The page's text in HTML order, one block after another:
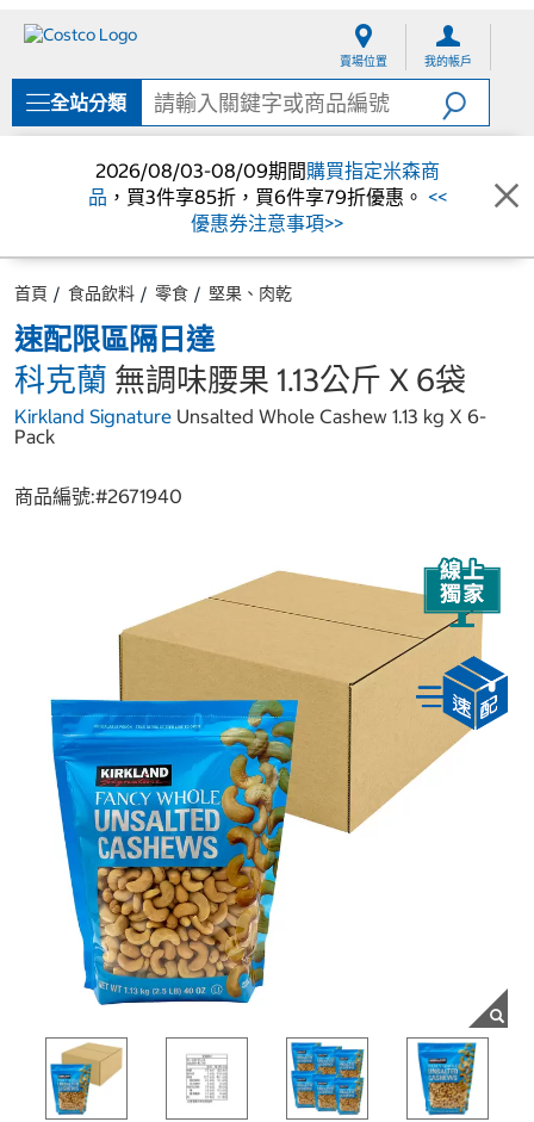
單
賣場位置 我的帳戶
全站分類
2026/08/03-08/09期間購買指定米森商
品 ，買3件享85折，買6件享79折優惠。 <<
優惠券注意事項>>
首頁 食品飲料 零食 堅果、肉乾
速配限區隔日達
科克蘭 無調味腰果 1.13公斤 X 6袋
Kirkland Signature Unsalted Whole Cashew 1.13 kg X 6-
Pack
商品編號:#2671940